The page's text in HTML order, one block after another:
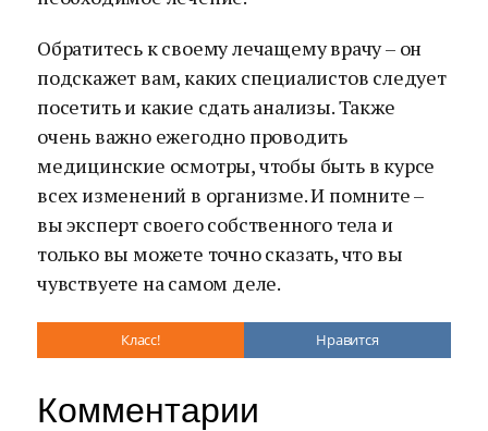
Обратитесь к своему лечащему врачу – он
подскажет вам, каких специалистов следует
посетить и какие сдать анализы. Также
очень важно ежегодно проводить
медицинские осмотры, чтобы быть в курсе
всех изменений в организме. И помните –
вы эксперт своего собственного тела и
только вы можете точно сказать, что вы
чувствуете на самом деле.
Класс! Нравится
Комментарии